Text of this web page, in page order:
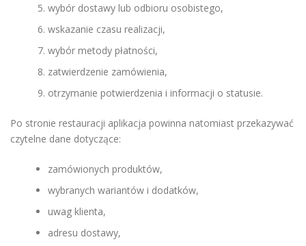
wybór dostawy lub odbioru osobistego,
wskazanie czasu realizacji,
wybór metody płatności,
zatwierdzenie zamówienia,
otrzymanie potwierdzenia i informacji o statusie.
Po stronie restauracji aplikacja powinna natomiast przekazywać
czytelne dane dotyczące:
zamówionych produktów,
wybranych wariantów i dodatków,
uwag klienta,
adresu dostawy,